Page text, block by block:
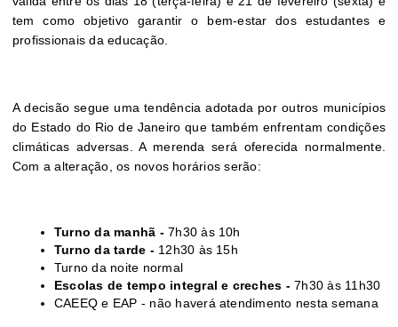
tem como objetivo garantir o bem-estar dos estudantes e
profissionais da educação.
A decisão segue uma tendência adotada por outros municípios
do Estado do Rio de Janeiro que também enfrentam condições
climáticas adversas. A merenda será oferecida normalmente.
Com a alteração, os novos horários serão:
Turno da manhã -7h30 às 10h
Turno da tarde - 12h30 às 15h
Turno da noite normal
Escolas de tempo integral e creches -7h30 às 11h30
CAEEQ e EAP - não haverá atendimento nesta semana